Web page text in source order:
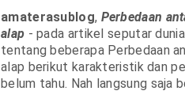
amaterasublog, Perbedaan
alap - pada artikel seputar
tentang beberapa Perbedaan
alap berikut karakteristik dan
belum tahu. Nah langsung saja